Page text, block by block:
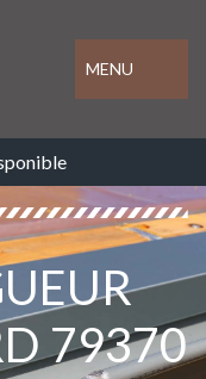
MENU
79370